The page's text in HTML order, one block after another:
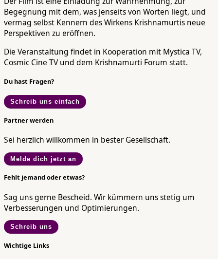
Begegnung mit dem, was jenseits von Worten liegt, und
vermag selbst Kennern des Wirkens Krishnamurtis neue
Perspektiven zu eröffnen.
Die Veranstaltung findet in Kooperation mit Mystica TV,
Cosmic Cine TV und dem Krishnamurti Forum statt.
Du hast Fragen?
Schreib uns einfach
Partner werden
Sei herzlich willkommen in bester Gesellschaft.
Melde dich jetzt an
Fehlt jemand oder etwas?
Sag uns gerne Bescheid. Wir kümmern uns stetig um
Verbesserungen und Optimierungen.
Schreib uns
Wichtige Links